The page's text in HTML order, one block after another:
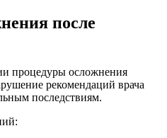
после
процедуры осложнения
рекомендаций врача
последствиям.